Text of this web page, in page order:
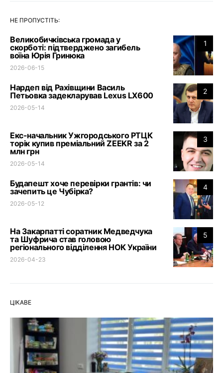
НЕ ПРОПУСТІТЬ:
1
Великобичківська громада у
скорботі: підтверджено загибель
воїна Юрія Гринюка
2026-06-15
2
Нардеп від Рахівщини Василь
Петьовка задекларував Lexus LX600
2026-05-14
3
Екс-начальник Ужгородського РТЦК
торік купив преміальний ZEEKR за 2
млн грн
2026-05-14
4
Будапешт хоче перевірки грантів: чи
зачепить це Чубірка?
2026-05-12
5
На Закарпатті соратник Медведчука
та Шуфрича став головою
регіонального відділення НОК України
2026-04-23
ЦІКАВЕ